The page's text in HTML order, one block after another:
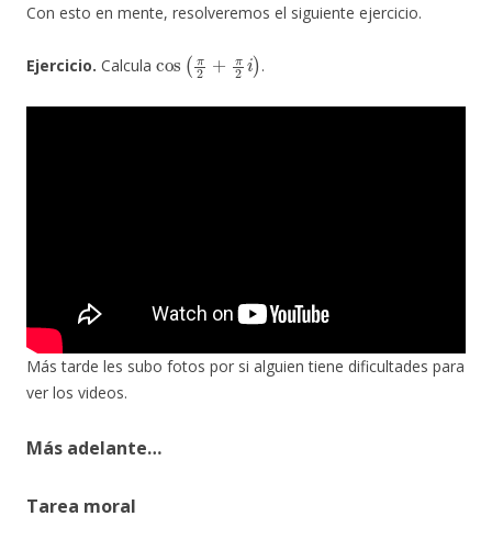
Con esto en mente, resolveremos el siguiente ejercicio.
Ejercicio. Calcula
(π i)
.
Más tarde les subo fotos por si alguien tiene dificultades para
ver los videos.
Más adelante…
Tarea moral